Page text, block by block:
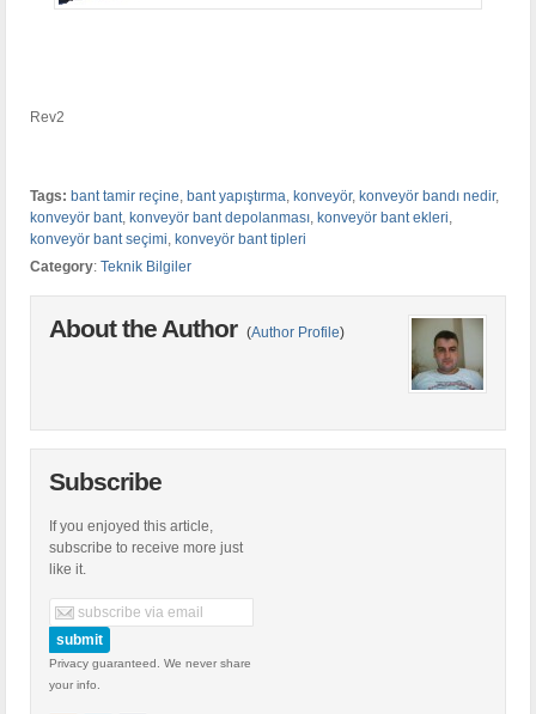
Rev2
Tags:bant tamir reçine ,bant yapıştırma ,konveyör,konveyör bandı nedir,
konveyör bant ,konveyör bant depolanması ,konveyör bant ekleri
konveyör bant seçimi ,konveyör bant tipleri
Category:Teknik Bilgiler
About the Author (Author Profile)
Subscribe
If you enjoyed this article,
subscribe to receive more just
like it.
Privacy guaranteed. We never share
your info.